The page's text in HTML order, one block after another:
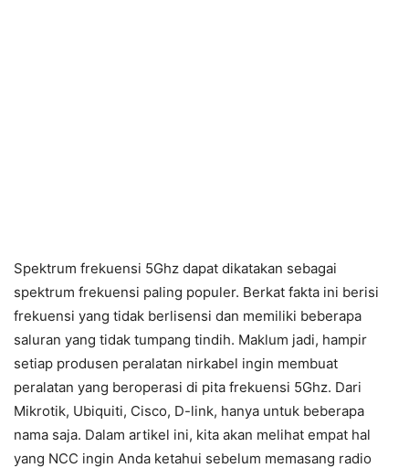
Spektrum frekuensi 5Ghz dapat dikatakan sebagai
spektrum frekuensi paling populer. Berkat fakta ini berisi
frekuensi yang tidak berlisensi dan memiliki beberapa
saluran yang tidak tumpang tindih. Maklum jadi, hampir
setiap produsen peralatan nirkabel ingin membuat
peralatan yang beroperasi di pita frekuensi 5Ghz. Dari
Mikrotik, Ubiquiti, Cisco, D-link, hanya untuk beberapa
nama saja. Dalam artikel ini, kita akan melihat empat hal
yang NCC ingin Anda ketahui sebelum memasang radio